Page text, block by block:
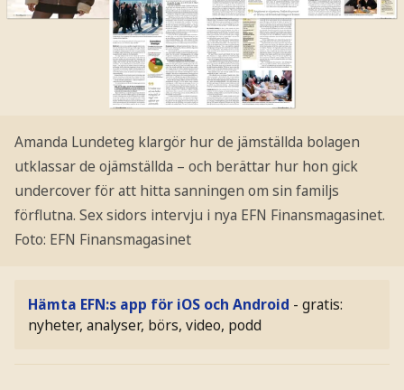
Amanda Lundeteg klargör hur de jämställda bolagen
utklassar de ojämställda – och berättar hur hon gick
undercover för att hitta sanningen om sin familjs
förflutna. Sex sidors intervju i nya EFN Finansmagasinet.
Foto: EFN Finansmagasinet
Hämta EFN:s app för iOS och Android - gratis:
nyheter, analyser, börs, video, podd